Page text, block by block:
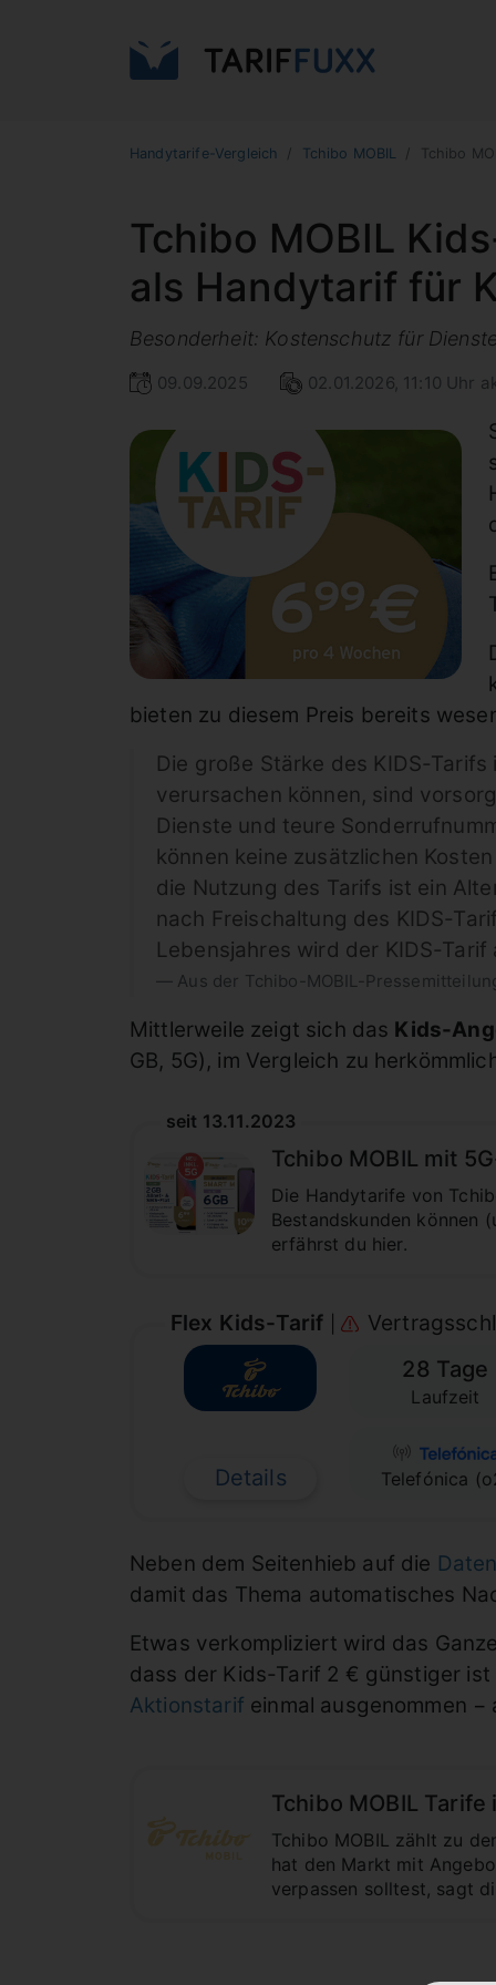
Handytarife-Vergleich Tchibo MOBIL Tchibo
Tchibo MOBIL
als Handytarif für
Besonderheit: Kostenschutz für
09.09.2025 02.01.2026, 11:10 Uhr
bieten zu diesem Preis bereits
Die große Stärke des KIDS-
verursachen können, sind
Dienste und teure
können keine zusätzlichen
die Nutzung des Tarifs ist ein
nach Freischaltung des KIDS-
Lebensjahres wird der KIDS-
Aus der Tchibo-MOBIL-
Mittlerweile zeigt sich das Kids-
GB, 5G), im Vergleich zu
seit 13.11.2023
Tchibo MOBIL mit
Die Handytarife von
Bestandskunden können
erfährst du hier.
Flex Kids-Tarif
Details
28 Tage
Laufzeit
Telefónica
Neben dem Seitenhieb auf die
damit das Thema automatisches
Etwas verkompliziert wird das
dass der Kids-Tarif 2 € günstiger
Aktionstarif einmal ausgenommen
Tchibo MOBIL Tarife
Tchibo MOBIL zählt zu
hat den Markt mit
verpassen solltest, sagt